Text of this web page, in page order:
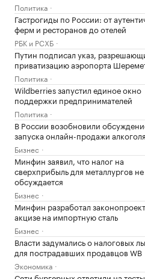
Политика
Гастрогиды по России: от
ферм и ресторанов до отелей
РБК и РСХБ
Путин подписал указ,
приватизацию аэропорта
Политика
Wildberries запустил единое окно
поддержки предпринимателей
Политика
В России возобновили
запуска онлайн-продажи алкоголя
Бизнес
Минфин заявил, что налог на
сверхприбыль для металлургов не
обсуждается
Бизнес
Минфин разработал
акцизе на импортную сталь
Бизнес
Власти задумались о налоговых
для пострадавших продавцов WB
Экономика